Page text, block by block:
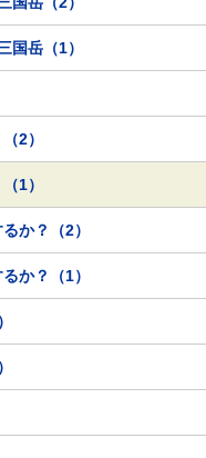
岳（1）
2）
1）
か？（2）
か？（1）